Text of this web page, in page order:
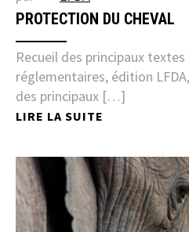
PROTECTION DU CHEVAL
Recueil des principaux
réglementaires, édition
des principaux […]
LIRE LA SUITE